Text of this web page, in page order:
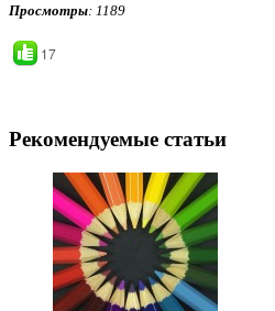
Просмотры: 1189
17
Рекомендуемые статьи